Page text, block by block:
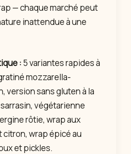
— chaque marché peut
inattendue à une
: 5 variantes rapides à
mozzarella-
version sans gluten à la
végétarienne
rôtie, wrap aux
citron, wrap épicé au
et pickles.